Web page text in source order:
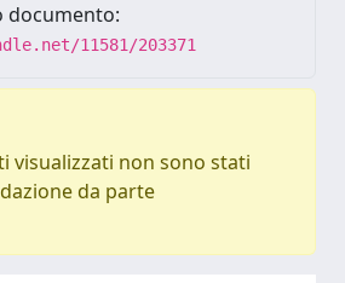
documento:
11581/203371
visualizzati non sono stati
da parte